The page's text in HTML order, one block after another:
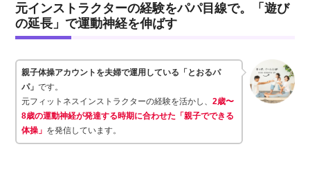
元インストラクターの経験をパパ目線で。「遊び
の延長」で運動神経を伸ばす
親子体操アカウントを夫婦で運用している「とおるパ
パ」です。
元フィットネスインストラクターの経験を活かし、2歳〜
8歳の運動神経が発達する時期に合わせた「親子でできる
体操」 を発信しています。